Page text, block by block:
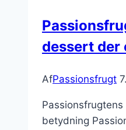
dessert der
AfPassionsfrugt
betydning